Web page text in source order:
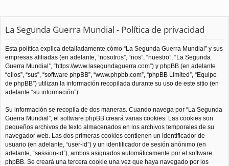
La Segunda Guerra Mundial - Política de privacidad
Esta política explica detalladamente cómo “La Segunda Guerra Mundial” y sus
empresas afiliadas (en adelante, “nosotros”, “nos”, “nuestro”, “La Segunda
Guerra Mundial”, “https://www.lasegundaguerra.com”) y phpBB (en adelante
“ellos”, “sus”, “software phpBB”, “www.phpbb.com”, “phpBB Limited”, “Equipo
de phpBB”) utilizan la información recopilada durante su uso de este sitio (en
adelante “su información”).
Su información se recopila de dos maneras. Cuando navega por “La Segunda
Guerra Mundial”, el software phpBB creará varias cookies. Las cookies son
pequeños archivos de texto almacenados en los archivos temporales de su
navegador web. Las dos primeras cookies contienen un identificador de
usuario (en adelante, “user-id”) y un identificador de sesión anónimo (en
adelante, “session-id”), ambos asignados automáticamente por el software
phpBB. Se creará una tercera cookie una vez que haya navegado por los